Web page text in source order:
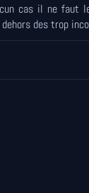
cas il ne faut
des trop